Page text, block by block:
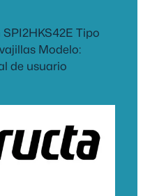
Tipo
Modelo:
de usuario